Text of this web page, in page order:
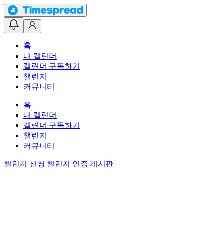
홈
내 캘린더
캘린더 구독하기
챌린지
커뮤니티
홈
내 캘린더
캘린더 구독하기
챌린지
커뮤니티
챌린지 신청 챌린지 인증 게시판